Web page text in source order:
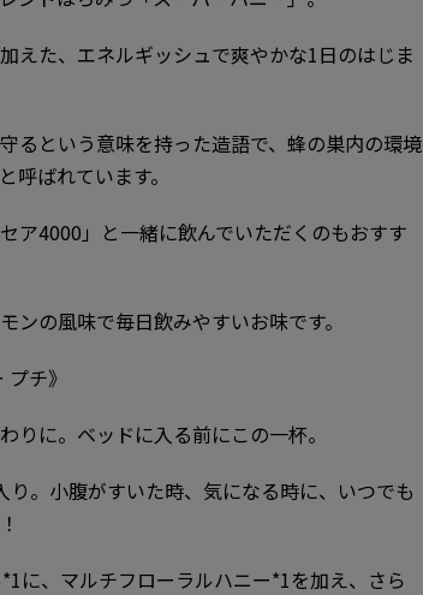
えた、エネルギッシュで爽やかな1日のはじま
るという意味を持った造語で、蜂の巣内の環境
呼ばれています。
ア4000」と一緒に飲んでいただくのもおすす
ンの風味で毎日飲みやすいお味です。
チ》
りに。ベッドに入る前にこの一杯。
。小腹がすいた時、気になる時に、いつでも
に、マルチフローラルハニー*1を加え、さら